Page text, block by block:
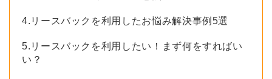
4.リースバックを利用したお悩み解決事例5選
5.リースバックを利用したい！まず何をすればい
い？